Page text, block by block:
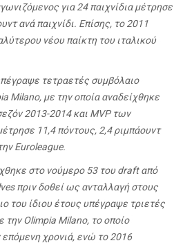
για 24 παιχνίδια μέτρησε
ανά παιχνίδι. Επίσης, το 2011
νέου παίκτη του ιταλικού
τετραετές συμβόλαιο
Milano, με την οποία αναδείχθηκε
2013-2014 και MVP των
11,4 πόντους, 2,4 ριμπάουντ
Euroleague.
στο νούμερο 53 του draft από
πριν δοθεί ως ανταλλαγή στους
του ίδιου έτους υπέγραψε τριετές
την Olimpia Milano, το οποίο
χρονιά, ενώ το 2016